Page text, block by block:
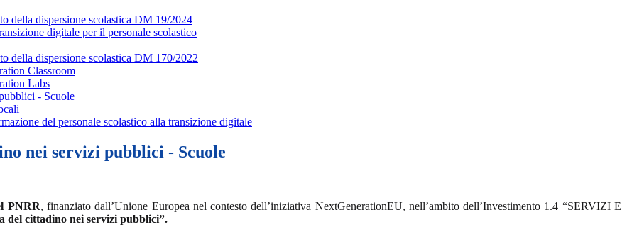
della dispersione scolastica DM 19/2024
digitale per il personale scolastico
della dispersione scolastica DM 170/2022
Classroom
Labs
- Scuole
del personale scolastico alla transizione digitale
nei servizi pubblici - Scuole
PNRR, finanziato dall’Unione Europea nel contesto dell’iniziativa NextGenerationEU, nell’ambito dell’Investimento 1.4 “SERVIZI E
del cittadino nei servizi pubblici”.